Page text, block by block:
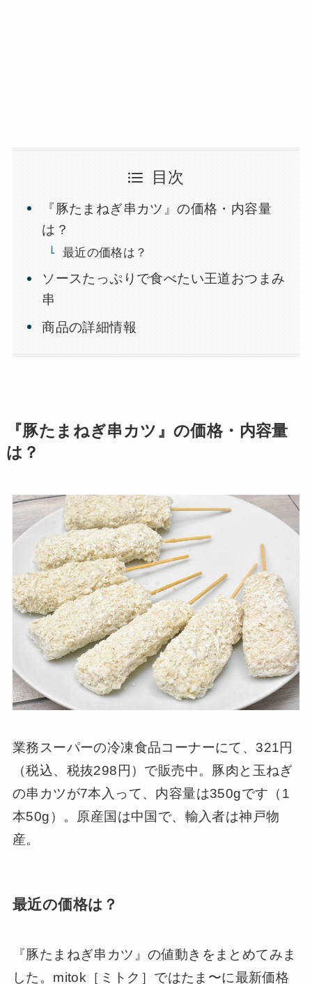
目次
『豚たまねぎ串カツ』の価格・内容量
は？
最近の価格は？
ソースたっぷりで食べたい王道おつまみ
串
商品の詳細情報
『豚たまねぎ串カツ』の価格・内容量
は？
業務スーパーの冷凍食品コーナーにて、321円
（税込、税抜298円）で販売中。豚肉と玉ねぎ
の串カツが7本入って、内容量は350gです（1
本50g）。原産国は中国で、輸入者は神戸物
産。
最近の価格は？
『豚たまねぎ串カツ』の値動きをまとめてみま
した。mitok［ミトク］ではたま〜に最新価格